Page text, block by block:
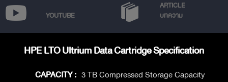
YOUTUBE
ARTICLE
บทความ
HPE LTO Ultrium Data Cartridge Specification
CAPACITY : 3 TB Compressed Storage Capacity